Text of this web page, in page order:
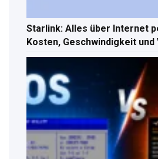
Starlink: Alles über Internet
Kosten, Geschwindigkeit